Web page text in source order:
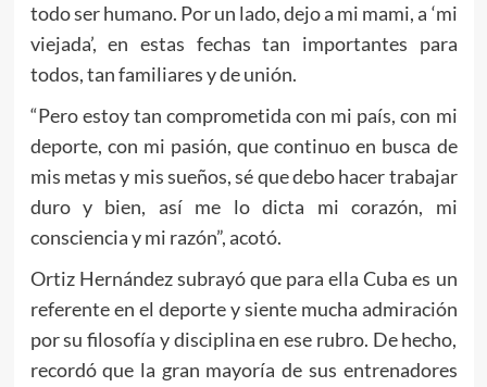
todo ser humano. Por un lado, dejo a mi mami, a ‘mi
viejada’, en estas fechas tan importantes para
todos, tan familiares y de unión.
“Pero estoy tan comprometida con mi país, con mi
deporte, con mi pasión, que continuo en busca de
mis metas y mis sueños, sé que debo hacer trabajar
duro y bien, así me lo dicta mi corazón, mi
consciencia y mi razón”, acotó.
Ortiz Hernández subrayó que para ella Cuba es un
referente en el deporte y siente mucha admiración
por su filosofía y disciplina en ese rubro. De hecho,
recordó que la gran mayoría de sus entrenadores